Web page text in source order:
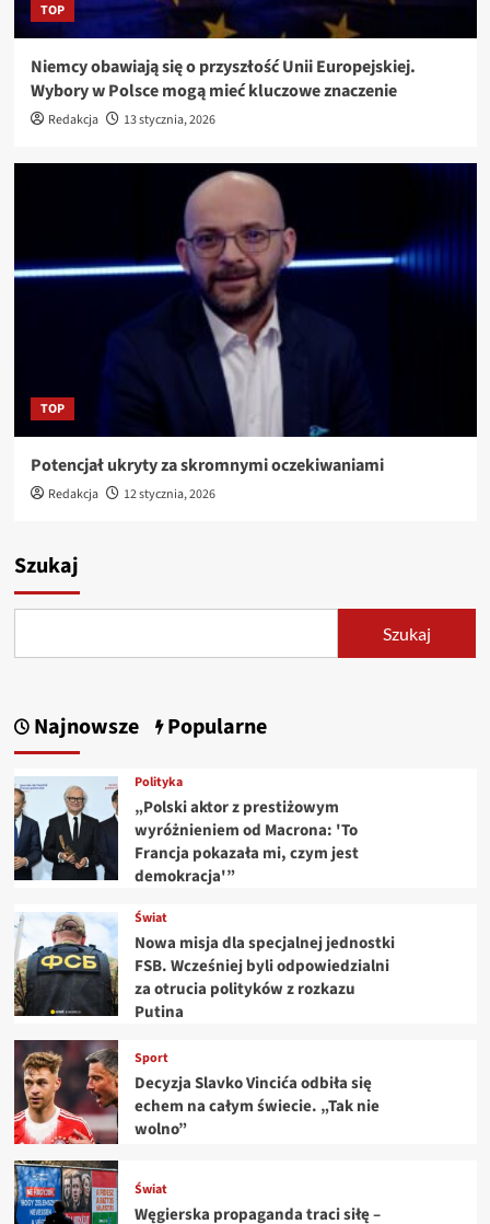
TOP
Niemcy obawiają się o przyszłość Unii Europejskiej.
Wybory w Polsce mogą mieć kluczowe znaczenie
Redakcja 13 stycznia, 2026
TOP
Potencjał ukryty za skromnymi oczekiwaniami
Redakcja 12 stycznia, 2026
Szukaj
Szukaj
Najnowsze Popularne
Polityka
„Polski aktor z prestiżowym
wyróżnieniem od Macrona: 'To
Francja pokazała mi, czym jest
demokracja'”
Świat
Nowa misja dla specjalnej jednostki
FSB. Wcześniej byli odpowiedzialni
za otrucia polityków z rozkazu
Putina
Sport
Decyzja Slavko Vincića odbiła się
echem na całym świecie. „Tak nie
wolno”
Świat
Węgierska propaganda traci siłę –